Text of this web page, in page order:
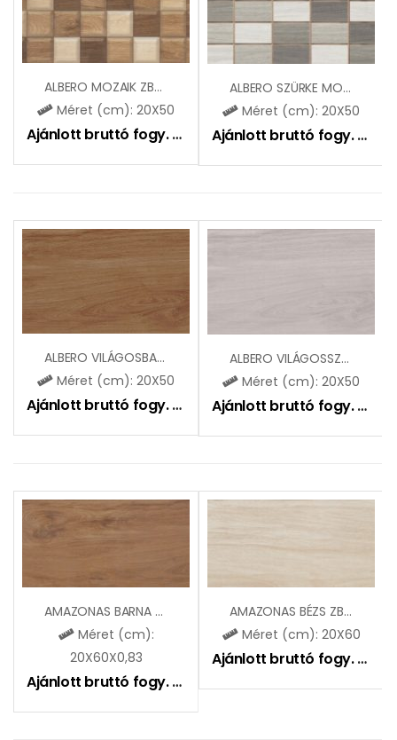
ALBERO MOZAIK ZBD53011
Méret (cm): 20X50
Ajánlott bruttó fogy. ár: 6995Ft
ALBERO SZÜRKE MOZAIK ZVD53010
Méret (cm): 20X50
Ajánlott bruttó fogy. ár:
ALBERO VILÁGOSBARNA ZBD53005
Méret (cm): 20X50
Ajánlott bruttó fogy. ár: 6495Ft
ALBERO VILÁGOSSZÜRKE ZBD53007
Méret (cm): 20X50
Ajánlott bruttó fogy. ár:
AMAZONAS BARNA ZGD62106
Méret (cm):
20X60X0,83
Ajánlott bruttó fogy. ár:
AMAZONAS BÉZS ZBD62004
Méret (cm): 20X60
Ajánlott bruttó fogy. ár: